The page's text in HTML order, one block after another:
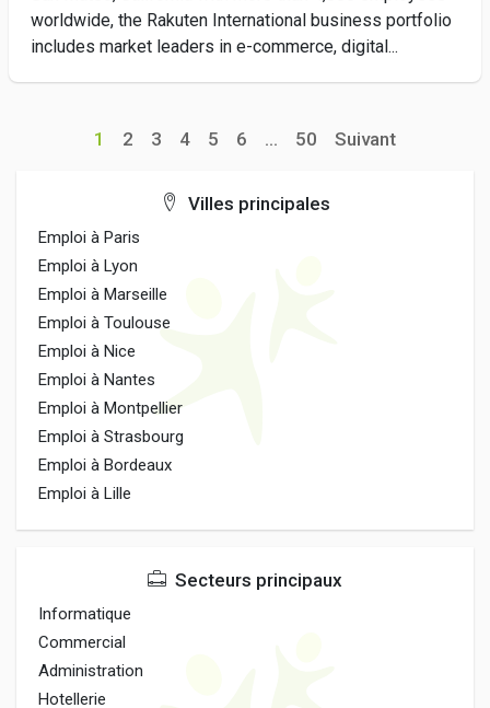
worldwide, the Rakuten International business portfolio
includes market leaders in e-commerce, digital...
1 2 3 4 5 6 ... 50 Suivant
Villes principales
Emploi à Paris
Emploi à Lyon
Emploi à Marseille
Emploi à Toulouse
Emploi à Nice
Emploi à Nantes
Emploi à Montpellier
Emploi à Strasbourg
Emploi à Bordeaux
Emploi à Lille
Secteurs principaux
Informatique
Commercial
Administration
Hotellerie